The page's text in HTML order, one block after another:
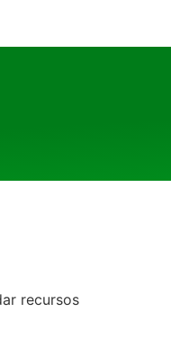
recursos